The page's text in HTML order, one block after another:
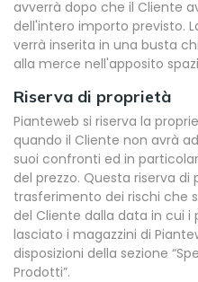
avverrà dopo che il Cliente
dell'intero importo previsto.
verrà inserita in una busta
alla merce nell'apposito
Riserva di proprietà
Pianteweb si riserva la
quando il Cliente non avrà
suoi confronti ed in
del prezzo. Questa riserva
trasferimento dei rischi che
del Cliente dalla data in cui
lasciato i magazzini di
disposizioni della sezione
Prodotti”.